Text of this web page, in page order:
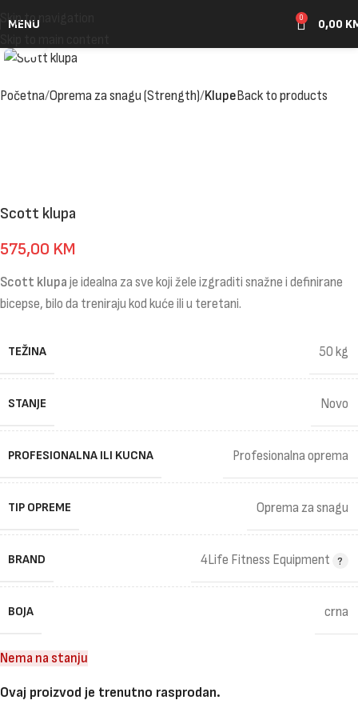
Skip to navigation
MENU 0 0,00
Početna Oprema za snagu (Strength) KlupeBack to products
Scott klupa
575,00 KM
Scott klupa je idealna za sve koji žele izgraditi snažne i definirane
bicepse, bilo da treniraju kod kuće ili u teretani.
TEŽINA 50 kg
STANJE Novo
PROFESIONALNA ILI KUCNA Profesionalna oprema
TIP OPREME Oprema za snagu
BRAND 4Life Fitness Equipment
BOJA crna
Nema na stanju
Ovaj proizvod je trenutno rasprodan.